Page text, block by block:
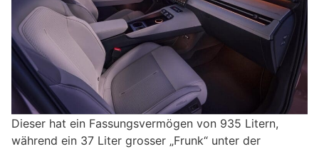
Dieser hat ein Fassungsvermögen von 935 Litern,
während ein 37 Liter grosser „Frunk“ unter der